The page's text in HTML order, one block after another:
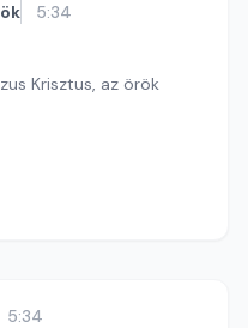
5:34
Krisztus, az örök
5:34